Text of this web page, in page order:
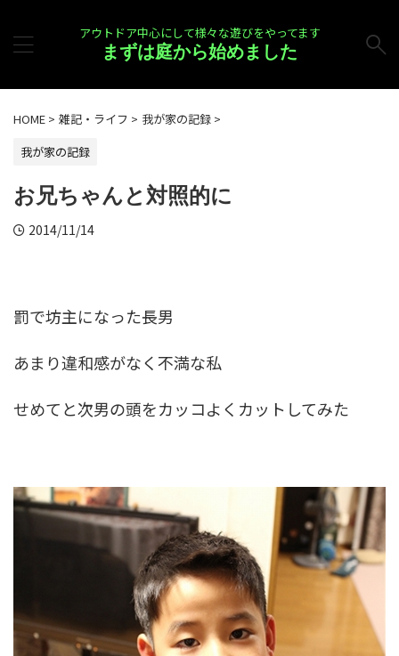
アウトドア中心にして様々な遊びをやってます
まずは庭から始めました
HOME > 雑記・ライフ > 我が家の記録 >
我が家の記録
お兄ちゃんと対照的に
2014/11/14
罰で坊主になった長男
あまり違和感がなく不満な私
せめてと次男の頭をカッコよくカットしてみた